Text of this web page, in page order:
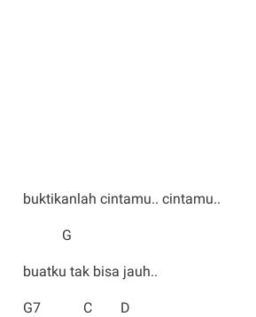
buktikanlah cintamu.. cintamu..
G
buatku tak bisa jauh..
G7 C D